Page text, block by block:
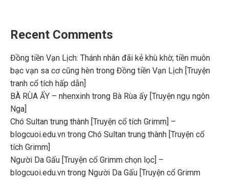
Recent Comments
Đồng tiền Vạn Lịch: Thánh nhân đãi kẻ khù khờ; tiền muôn
bạc vạn sa cơ cũng hèn trong Đồng tiền Vạn Lịch [Truyện
tranh cổ tích hấp dẫn]
BÀ RÙA ẤY – nhenxinh trong Bà Rùa ấy [Truyện ngụ ngôn
Nga]
Chó Sultan trung thành [Truyện cổ tích Grimm] –
blogcuoi.edu.vn trong Chó Sultan trung thành [Truyện cổ
tích Grimm]
Người Da Gấu [Truyện cổ Grimm chọn lọc] –
blogcuoi.edu.vn trong Người Da Gấu [Truyện cổ Grimm